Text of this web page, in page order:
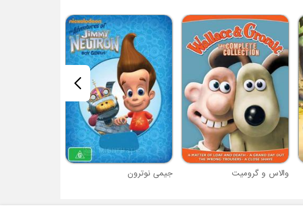
والاس و گرومیت جیمی نوترون